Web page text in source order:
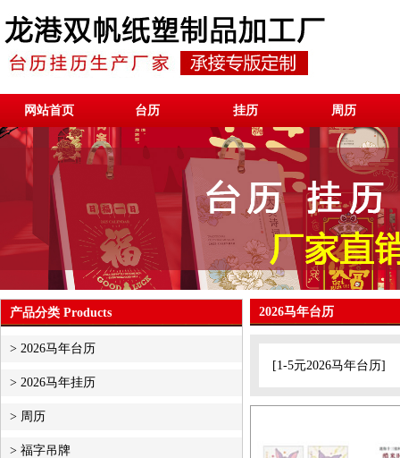
网站首页 台历 挂历 周历
产品分类 Products
> 2026马年台历
> 2026马年挂历
> 周历
> 福字吊牌
2026马年台历
[1-5元2026马年台历]